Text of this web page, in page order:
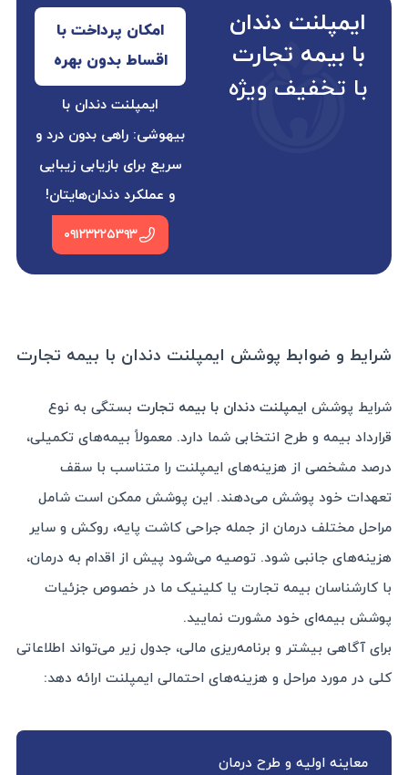
ایمپلنت دندان
با بیمه تجارت
با تخفیف ویژه
امکان پرداخت با
اقساط بدون بهره
ایمپلنت دندان با
بیهوشی: راهی بدون درد و
سریع برای بازیابی زیبایی
و عملکرد دندان‌هایتان!
۰۹۱۲۳۲۲۵۳۹۳
شرایط و ضوابط پوشش ایمپلنت دندان با بیمه تجارت
شرایط پوشش ایمپلنت دندان با بیمه تجارت بستگی به نوع
قرارداد بیمه و طرح انتخابی شما دارد. معمولاً بیمه‌های تکمیلی،
درصد مشخصی از هزینه‌های ایمپلنت را متناسب با سقف
تعهدات خود پوشش می‌دهند. این پوشش ممکن است شامل
مراحل مختلف درمان از جمله جراحی کاشت پایه، روکش و سایر
هزینه‌های جانبی شود. توصیه می‌شود پیش از اقدام به درمان،
با کارشناسان بیمه تجارت یا کلینیک ما در خصوص جزئیات
پوشش بیمه‌ای خود مشورت نمایید.
برای آگاهی بیشتر و برنامه‌ریزی مالی، جدول زیر می‌تواند اطلاعاتی
کلی در مورد مراحل و هزینه‌های احتمالی ایمپلنت ارائه دهد:
معاینه اولیه و طرح درمان